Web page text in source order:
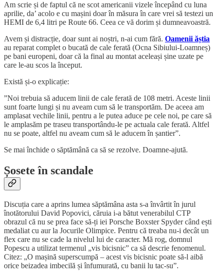
Am scrie și de faptul că ne scot americanii vizele începând cu luna
aprilie, da’ acolo e cu mașini doar în măsura în care vrei să testezi un
HEMI de 6,4 litri pe Route 66. Ceea ce vă dorim și dumneavoastră.
Avem și distracție, doar sunt ai noștri, n-ai cum fără. Oamenii ăștia
au reparat complet o bucată de cale ferată (Ocna Sibiului-Loamneș)
pe bani europeni, doar că la final au montat aceleași șine uzate pe
care le-au scos la început.
Există și-o explicație:
”Noi trebuia să aducem linii de cale ferată de 108 metri. Aceste linii
sunt foarte lungi și nu aveam cum să le transportăm. De aceea am
amplasat vechile linii, pentru a le putea aduce pe cele noi, pe care să
le amplasăm pe traseu transportându-le pe actuala cale ferată. Altfel
nu se poate, altfel nu aveam cum să le aducem în șantier”.
Se mai închide o săptămână ca să se rezolve. Doamne-ajută.
Șosete în scandale
Discuția care a aprins lumea săptămâna asta s-a învârtit în jurul
înotătorului David Popovici, căruia i-a bătut venerabilul CTP
obrazul că nu se prea face să-ți iei Porsche Boxster Spyder când ești
medaliat cu aur la Jocurile Olimpice. Pentru că treaba nu-i decât un
flex care nu se cade la nivelul lui de caracter. Mă rog, domnul
Popescu a utilizat termenul „vis bicisnic” ca să descrie fenomenul.
Citez: „O mașină superscumpă – acest vis bicisnic poate să-l aibă
orice beizadea imbecilă și înfumurată, cu banii lu tac-su”.